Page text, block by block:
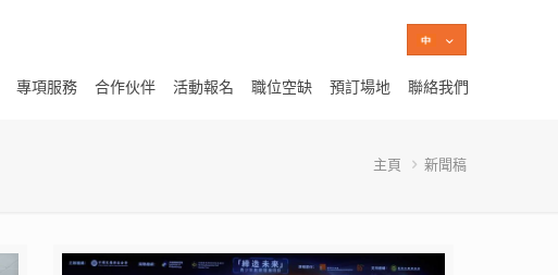
專項服務 合作伙伴 活動報名 職位空缺 預訂場地 聯絡我們
主頁 新聞稿